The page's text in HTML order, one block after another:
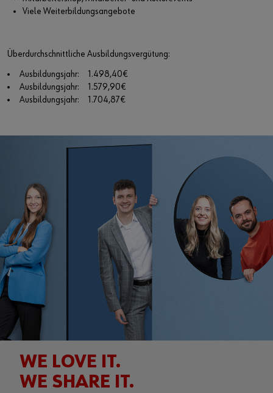
Viele Weiterbildungsangebote
Überdurchschnittliche Ausbildungsvergütung:
Ausbildungsjahr: 1.498,40€
Ausbildungsjahr: 1.579,90€
Ausbildungsjahr: 1.704,87€
WE LOVE IT.
WE SHARE IT.